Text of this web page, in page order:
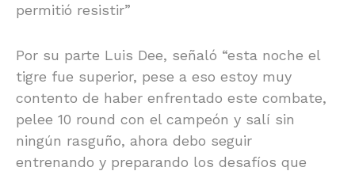
permitió resistir”
Por su parte Luis Dee, señaló “esta noche el
tigre fue superior, pese a eso estoy muy
contento de haber enfrentado este combate,
pelee 10 round con el campeón y salí sin
ningún rasguño, ahora debo seguir
entrenando y preparando los desafíos que